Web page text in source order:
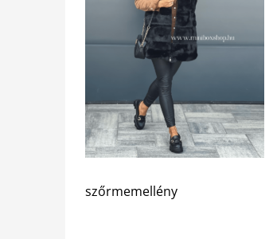
szőrmemellény